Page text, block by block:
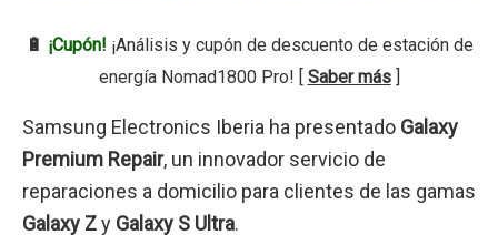
🔋 ¡Cupón! ¡Análisis y cupón de descuento de estación de
energía Nomad1800 Pro! [ Saber más]
Samsung Electronics Iberia ha presentado Galaxy
Premium Repair, un innovador servicio de
reparaciones a domicilio para clientes de las gamas
Galaxy Zy Galaxy S Ultra.